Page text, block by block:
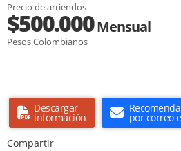
Precio de arriendos
$500.000Mensual
Pesos Colombianos
Descargar
información
por correo
Compartir